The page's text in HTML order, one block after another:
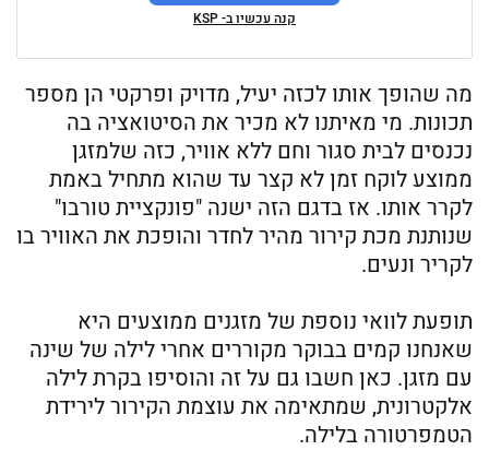
קנה עכשיו ב- KSP
מה שהופך אותו לכזה יעיל, מדויק ופרקטי הן מספר
תכונות. מי מאיתנו לא מכיר את הסיטואציה בה
נכנסים לבית סגור וחם ללא אוויר, כזה שלמזגן
ממוצע לוקח זמן לא קצר עד שהוא מתחיל באמת
לקרר אותו. אז בדגם הזה ישנה "פונקציית טורבו"
שנותנת מכת קירור מהיר לחדר והופכת את האוויר בו
לקריר ונעים.
תופעת לוואי נוספת של מזגנים ממוצעים היא
שאנחנו קמים בבוקר מקוררים אחרי לילה של שינה
עם מזגן. כאן חשבו גם על זה והוסיפו בקרת לילה
אלקטרונית, שמתאימה את עוצמת הקירור לירידת
הטמפרטורה בלילה.